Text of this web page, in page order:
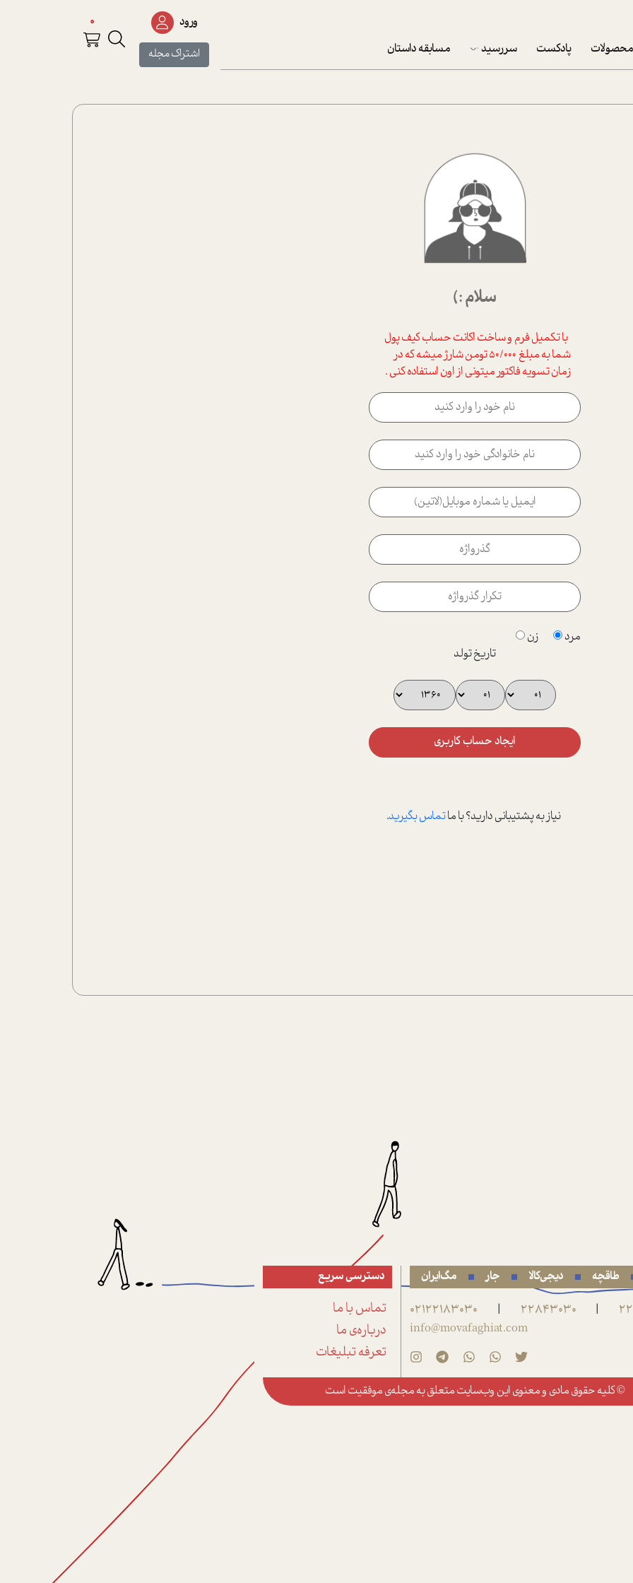
محصولات پادکست سررسید
پکيج نوروزي موفقيت
تقویم رومیزی
تقویم دیواری
مسابقه داستان
ورود
اشتراک مجله
0
سلام :)
با تکمیل فرم و ساخت اکانت حساب کیف پول
شما به مبلغ 50/000 تومن شارژ میشه که در
زمان تسویه فاکتور میتونی از اون استفاده کنی .
مرد
زن
تاریخ تولد
ایجاد حساب کاربری
نیاز به پشتیبانی دارید؟ با ماتماس بگیرید.
طاقچه دیجی‌کالا جار مگ‌ایران
|
22843030
|
02122183030
info@movafaghiat.com
دسترسی سریع
تماس با ما
درباره‌ی ما
تعرفه تبلیغات
© کلیه حقوق مادی و معنوی این وب‌سایت متعلق بهمجله‌ی موفقیتاست